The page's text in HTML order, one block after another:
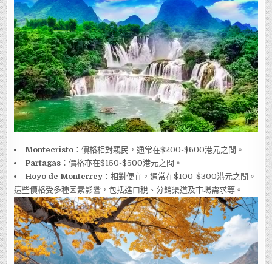
Montecristo ：價格相對親民，通常在$200-$600港元之間。
Partagas ：價格亦在$150-$500港元之間。
Hoyo de Monterrey ：相對便宜，通常在$100-$300港元之間。
這些價格受多種因素影響，包括進口稅、分銷渠道及市場需求等。